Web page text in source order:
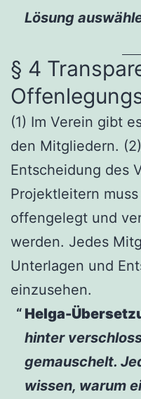
Lösung
§ 4
(1) Im Verein gibt
den Mitgliedern.
Entscheidung des
Projektleitern
offengelegt und
werden. Jedes
Unterlagen und
einzusehen.
Helga-
hinter
gemauschelt.
wissen, warum